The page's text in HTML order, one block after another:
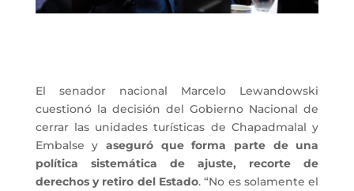
El senador nacional Marcelo Lewandowski
cuestionó la decisión del Gobierno Nacional de
cerrar las unidades turísticas de Chapadmalal y
Embalse yaseguró que forma parte de una
política sistemática de ajuste, recorte de
derechos y retiro del Estado. “No es solamente el